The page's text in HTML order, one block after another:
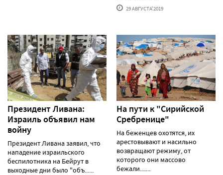
29 АВГУСТА'2019
Президент Ливана:
Израиль объявил нам
войну
Президент Ливана заявил, что
нападение израильского
беспилотника на Бейрут в
выходные дни было "объ......
На пути к "Сирийской
Сребренице"
На беженцев охотятся, их
арестовывают и насильно
возвращают режиму, от
которого они массово
бежали.......